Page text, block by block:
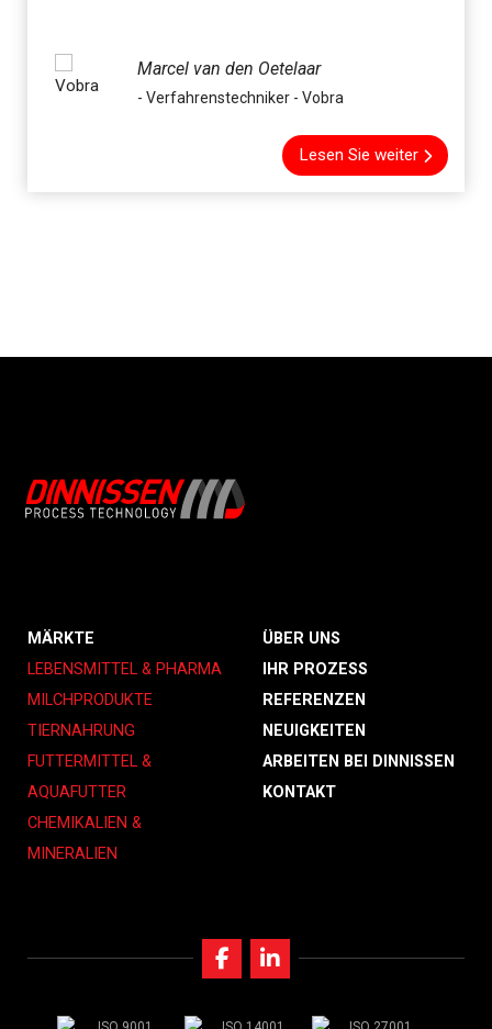
Marcel van den Oetelaar
- Verfahrenstechniker - Vobra
Lesen Sie weiter
MÄRKTE
LEBENSMITTEL & PHARMA
MILCHPRODUKTE
TIERNAHRUNG
FUTTERMITTEL &
AQUAFUTTER
CHEMIKALIEN &
MINERALIEN
ÜBER UNS
IHR PROZESS
REFERENZEN
NEUIGKEITEN
ARBEITEN BEI DINNISSEN
KONTAKT